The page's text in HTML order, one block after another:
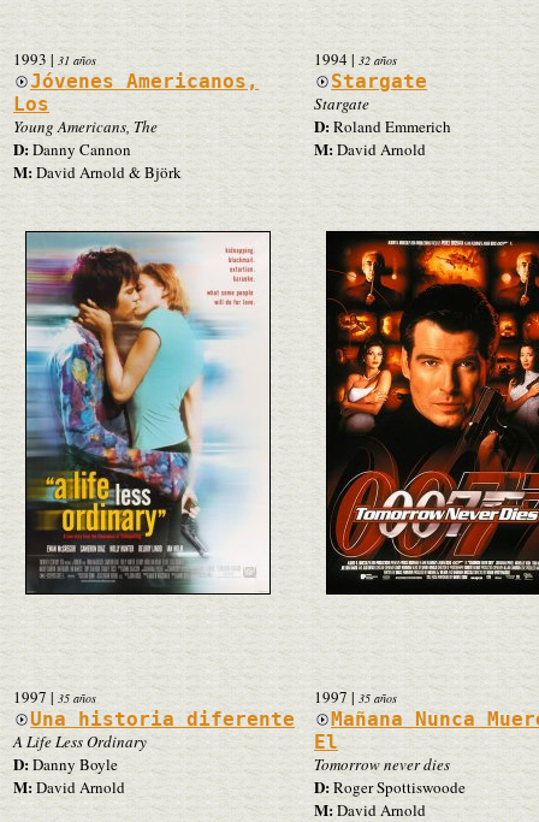
1993 | 31 años
Jóvenes Americanos,
Los
Young Americans, The
D:Danny Cannon
M:David Arnold & Björk
1994| 32 años
Stargate
Stargate
D:Roland Emmerich
M: David Arnold
1997 | 35 años
Una historia diferente
A Life Less Ordinary
D:Danny Boyle
M: David Arnold
1997 | 35 años
Mañana Nunca
El
Tomorrow never dies
D: Roger Spottiswoode
M:David Arnold